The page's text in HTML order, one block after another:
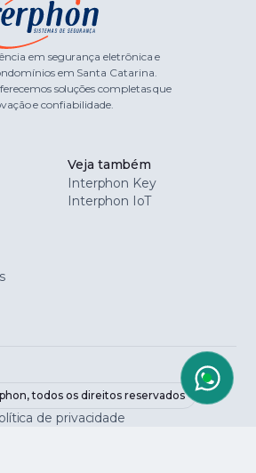
em segurança eletrônica e
em Santa Catarina.
soluções completas que
e confiabilidade.
Veja também
Interphon Key
Interphon IoT
todos os direitos reservados
de privacidade